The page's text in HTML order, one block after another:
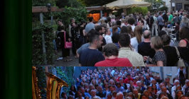
Wetter
Kinogutschein
Konzept
Archiv